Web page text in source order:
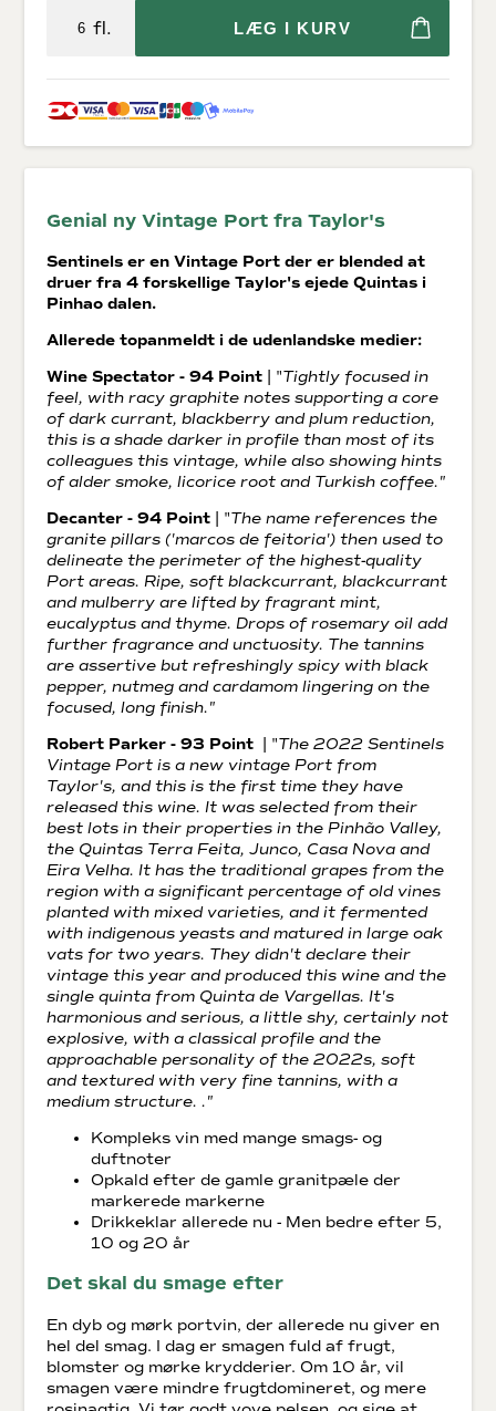
fl. LÆG I KURV
Genial ny Vintage Port fra Taylor's
Sentinels er en Vintage Port der er blended at
druer fra 4 forskellige Taylor's ejede Quintas i
Pinhao dalen.
Allerede topanmeldt i de udenlandske medier:
Wine Spectator - 94 Point | "Tightly focused in
feel, with racy graphite notes supporting a core
of dark currant, blackberry and plum reduction,
this is a shade darker in profile than most of its
colleagues this vintage, while also showing hints
of alder smoke, licorice root and Turkish coffee."
Decanter - 94 Point | "The name references the
granite pillars ('marcos de feitoria') then used to
delineate the perimeter of the highest-quality
Port areas. Ripe, soft blackcurrant, blackcurrant
and mulberry are lifted by fragrant mint,
eucalyptus and thyme. Drops of rosemary oil add
further fragrance and unctuosity. The tannins
are assertive but refreshingly spicy with black
pepper, nutmeg and cardamom lingering on the
focused, long finish."
Robert Parker - 93 Point
| "The 2022 Sentinels
Vintage Port is a new vintage Port from
Taylor's, and this is the first time they have
released this wine. It was selected from their
best lots in their properties in the Pinhão Valley,
the Quintas Terra Feita, Junco, Casa Nova and
Eira Velha. It has the traditional grapes from the
region with a significant percentage of old vines
planted with mixed varieties, and it fermented
with indigenous yeasts and matured in large oak
vats for two years. They didn't declare their
vintage this year and produced this wine and the
single quinta from Quinta de Vargellas. It's
harmonious and serious, a little shy, certainly not
explosive, with a classical profile and the
approachable personality of the 2022s, soft
and textured with very fine tannins, with a
medium structure. ."
Kompleks vin med mange smags- og
duftnoter
Opkald efter de gamle granitpæle der
markerede markerne
Drikkeklar allerede nu - Men bedre efter 5,
10 og 20 år
Det skal du smage efter
En dyb og mørk portvin, der allerede nu giver en
hel del smag. I dag er smagen fuld af frugt,
blomster og mørke krydderier. Om 10 år, vil
smagen være mindre frugtdomineret, og mere